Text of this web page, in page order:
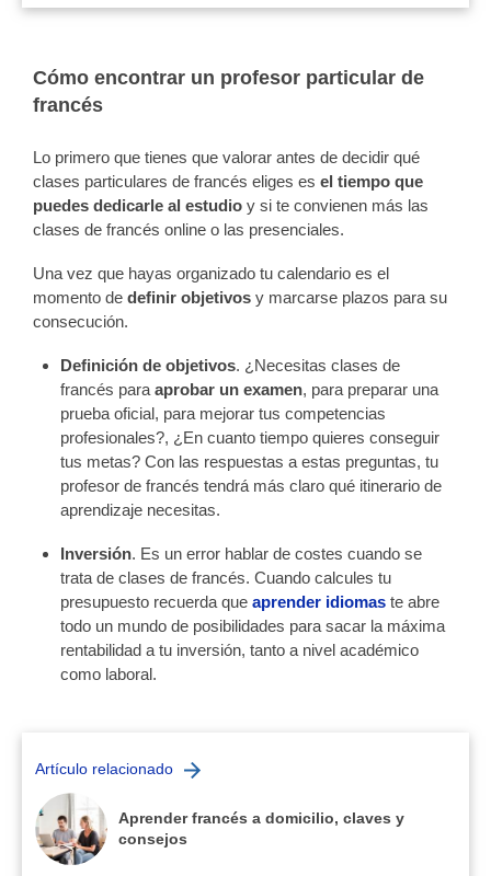
Cómo encontrar un profesor particular de
francés
Lo primero que tienes que valorar antes de decidir qué
clases particulares de francés eliges es el tiempo que
puedes dedicarle al estudio y si te convienen más las
clases de francés online o las presenciales.
Una vez que hayas organizado tu calendario es el
momento de definir objetivos y marcarse plazos para su
consecución.
Definición de objetivos. ¿Necesitas clases de
francés paraaprobar un examen, para preparar una
prueba oficial, para mejorar tus competencias
profesionales?, ¿En cuanto tiempo quieres conseguir
tus metas? Con las respuestas a estas preguntas, tu
profesor de francés tendrá más claro qué itinerario de
aprendizaje necesitas.
Inversión. Es un error hablar de costes cuando se
trata de clases de francés. Cuando calcules tu
presupuesto recuerda queaprender idiomas te abre
todo un mundo de posibilidades para sacar la máxima
rentabilidad a tu inversión, tanto a nivel académico
como laboral.
Artículo relacionado
Aprender francés a domicilio, claves y
consejos